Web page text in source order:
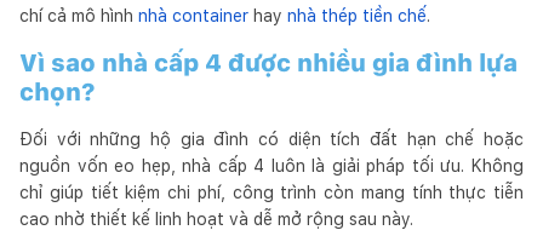
chí cả mô hình nhà container hay nhà thép tiền chế.
Vì sao nhà cấp 4 được nhiều gia đình lựa
chọn?
Đối với những hộ gia đình có diện tích đất hạn chế hoặc
nguồn vốn eo hẹp, nhà cấp 4 luôn là giải pháp tối ưu. Không
chỉ giúp tiết kiệm chi phí, công trình còn mang tính thực tiễn
cao nhờ thiết kế linh hoạt và dễ mở rộng sau này.